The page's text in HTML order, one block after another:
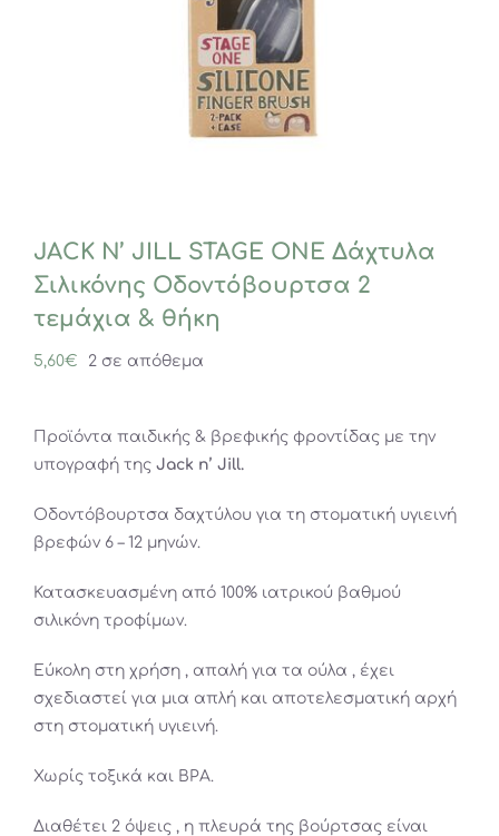
JACK N’ JILL STAGE ONE Δάχτυλα
Σιλικόνης Οδοντόβουρτσα 2
τεμάχια & θήκη
5,60€ 2 σε απόθεμα
Προϊόντα παιδικής & βρεφικής φροντίδας με την
υπογραφή της Jack n’ Jill.
Οδοντόβουρτσα δαχτύλου για τη στοματική υγιεινή
βρεφών 6 – 12 μηνών.
Κατασκευασμένη από 100% ιατρικού βαθμού
σιλικόνη τροφίμων.
Εύκολη στη χρήση , απαλή για τα ούλα , έχει
σχεδιαστεί για μια απλή και αποτελεσματική αρχή
στη στοματική υγιεινή.
Χωρίς τοξικά και BPA.
Διαθέτει 2 όψεις , η πλευρά της βούρτσας είναι